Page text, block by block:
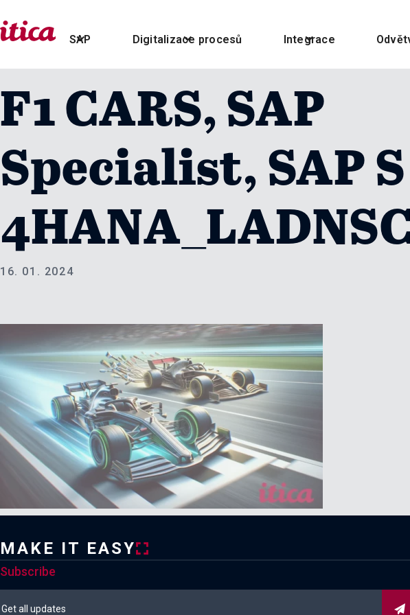
SAP Digitalizace procesů Integrace
F1 CARS, SAP
Specialist, SAP S
16. 01. 2024
MAKE IT EASY
Subscribe
